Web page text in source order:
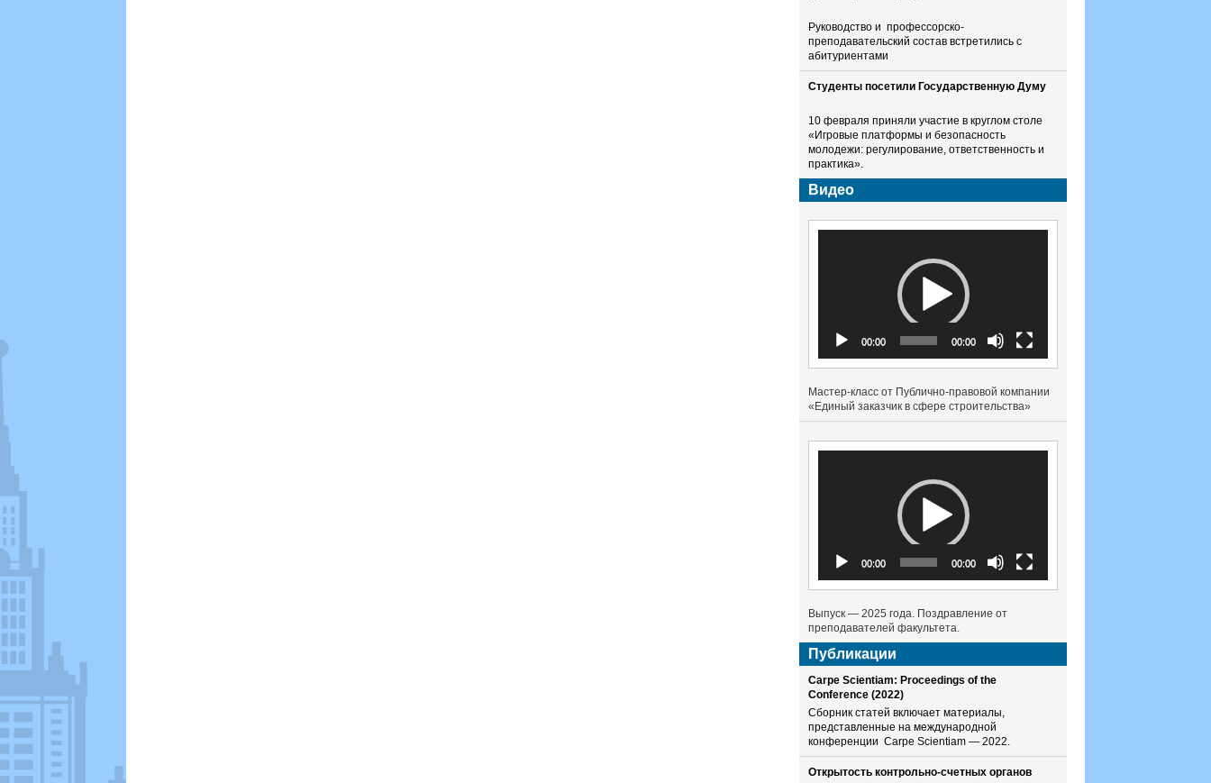
Руководство и профессорско-
преподавательский состав встретились с
абитуриентами
Студенты посетили Государственную Думу
10 февраля приняли участие в круглом столе
«Игровые платформы и безопасность
молодежи: регулирование, ответственность и
практика».
Видео
00:00 00:00
Мастер-класс от Публично-правовой компании
«Единый заказчик в сфере строительства»
00:00 00:00
Выпуск — 2025 года. Поздравление от
преподавателей факультета.
Публикации
Carpe Scientiam: Proceedings of the
Conference (2022)
Сборник статей включает материалы,
представленные на международной
конференции Carpe Scientiam — 2022.
Открытость контрольно-счетных органов